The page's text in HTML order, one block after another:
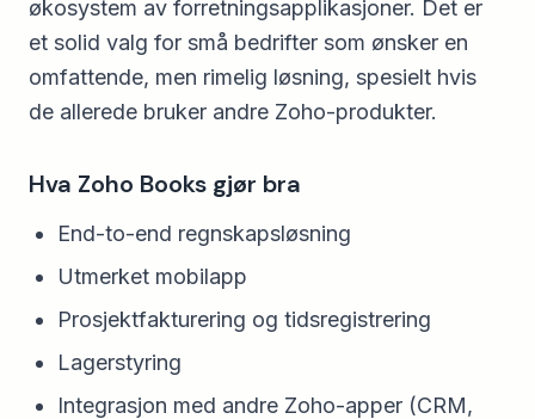
økosystem av forretningsapplikasjoner. Det er
et solid valg for små bedrifter som ønsker en
omfattende, men rimelig løsning, spesielt hvis
de allerede bruker andre Zoho-produkter.
Hva Zoho Books gjør bra
End-to-end regnskapsløsning
Utmerket mobilapp
Prosjektfakturering og tidsregistrering
Lagerstyring
Integrasjon med andre Zoho-apper (CRM,